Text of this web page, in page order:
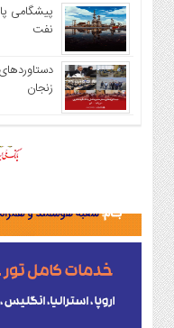
پیشگامی
نفت
زنجان